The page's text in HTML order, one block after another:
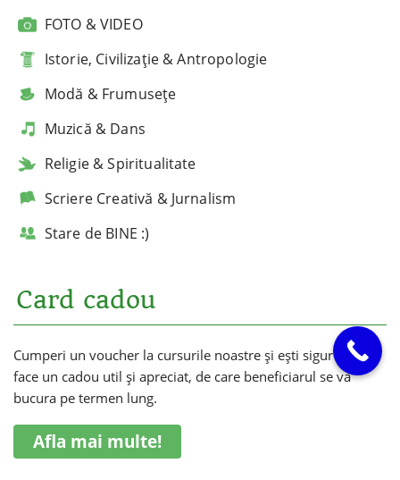
FOTO & VIDEO
Istorie, Civilizație & Antropologie
Modă & Frumusețe
Muzică & Dans
Religie & Spiritualitate
Scriere Creativă & Jurnalism
Stare de BINE :)
Card cadou
Cumperi un voucher la cursurile noastre și ești sigur că vei
face un cadou util și apreciat, de care beneficiarul se va
bucura pe termen lung.
Afla mai multe!